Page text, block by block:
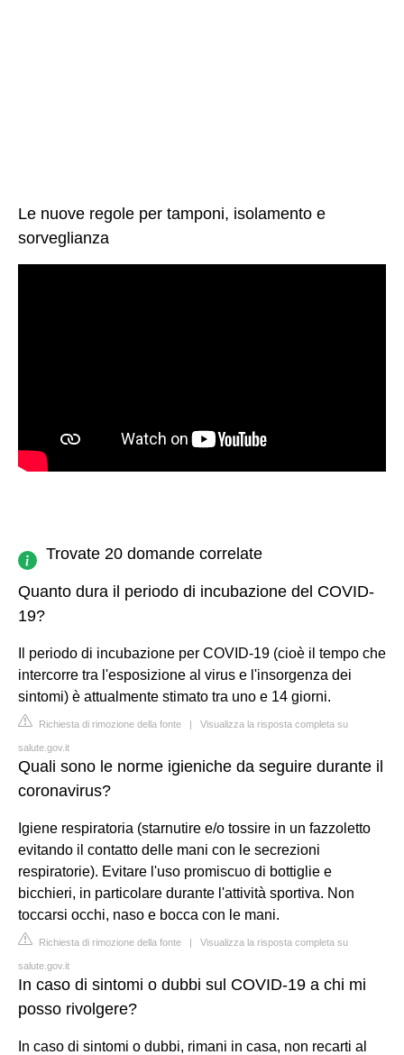
Le nuove regole per tamponi, isolamento e
sorveglianza
Trovate 20 domande correlate
Quanto dura il periodo di incubazione del COVID-
19?
Il periodo di incubazione per COVID-19 (cioè il tempo che
intercorre tra l'esposizione al virus e l'insorgenza dei
sintomi) è attualmente stimato tra uno e 14 giorni.
Richiesta di rimozione della fonte | Visualizza la risposta completa su
salute.gov.it
Quali sono le norme igieniche da seguire durante il
coronavirus?
Igiene respiratoria (starnutire e/o tossire in un fazzoletto
evitando il contatto delle mani con le secrezioni
respiratorie). Evitare l'uso promiscuo di bottiglie e
bicchieri, in particolare durante l'attività sportiva. Non
toccarsi occhi, naso e bocca con le mani.
Richiesta di rimozione della fonte | Visualizza la risposta completa su
salute.gov.it
In caso di sintomi o dubbi sul COVID-19 a chi mi
posso rivolgere?
In caso di sintomi o dubbi, rimani in casa, non recarti al